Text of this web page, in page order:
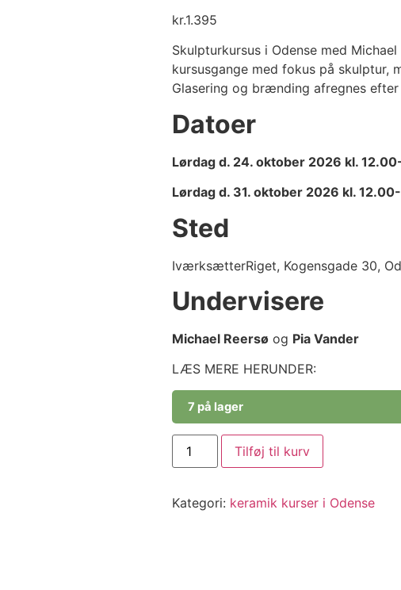
kr.1.395
Skulpturkursus i Odense med
kursusgange med fokus på skulptur,
Glasering og brænding afregnes
Datoer
Lørdag d. 24. oktober 2026 kl.
Lørdag d. 31. oktober 2026 kl.
Sted
IværksætterRiget, Kogensgade 30,
Undervisere
Michael Reersøog Pia Vander
LÆS MERE HERUNDER:
7 på lager
Tilføj til kurv
Kategori: keramik kurser i Odense